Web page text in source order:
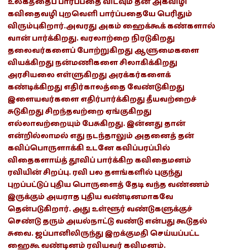
கவிதைவழி புறவெளி பார்ப்பதையே பெரிதும்
விரும்புகிறார்.அவரது அகம் ஹைக்கூக் கண்களால்
வான் பார்க்கிறது. வரலாற்றை நிரடுகிறது
தலைவர்களைப் போற்றுகிறது ஆளுமைகளை
வியக்கிறது நன்மணிகளை சிலாகிக்கிறது
அரசியலை எள்ளுகிறது அரக்கர்களைக்
கண்டிக்கிறது எதிர்காலத்தை வேண்டுகிறது
இளையவர்களை எதிர்பார்க்கிறது தீயவற்றைச்
சுடுகிறது சிறந்தவற்றை ஏங்குகிறது
எல்லாவற்றையும் பேசுகிறது. இன்னது தான்
என்றில்லாமல் எது நடந்தாலும் அதனைத் தன்
கவிப்பொருளாக்கி உடனே கவிப்பரப்பில்
விதைகளாய்த் தூவிப் பார்க்கிற கவிதைமனம்
ரவியின் சிறப்பு. ரவி பல தளங்களில் புகுந்து
புறப்பட்டுப் புதிய பொருளைத் தேடி வந்த வண்ணம்
இருக்கும் அயராத புதிய வண்டினமாகவே
தென்படுகிறார். அது உள்ளூர் வண்டுகளுக்குச்
செண்டு தரும் அயல்நாட்டு வண்டு என்பது கூடுதல்
சுவை. ஜப்பானிலிருந்து இறக்குமதி செய்யப்பட்ட
ஹைகூ வண்டினம் ரவியவர் கவிமனம்.